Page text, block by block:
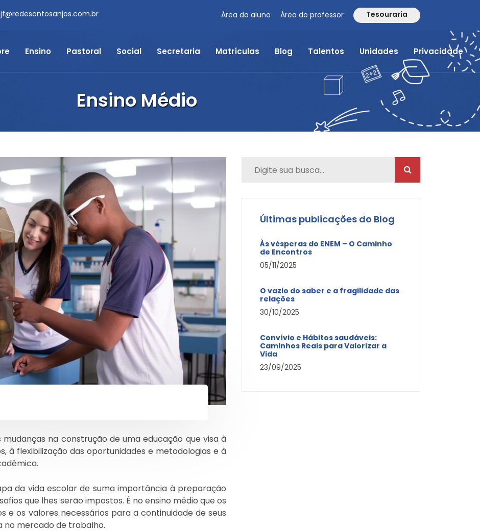
Área do aluno Área do professor Tesouraria
Ensino Pastoral Social Secretaria Matrículas Blog Talentos Unidades Privacidade
Ensino Médio
na construção de uma educação que visa à
à flexibilização das oportunidades e metodologias e à
da vida escolar de suma importância à preparação
que lhes serão impostos. É no ensino médio que os
e os valores necessários para a continuidade de seus
no mercado de trabalho.
Últimas publicações do Blog
Às vésperas do ENEM – O Caminho
de Encontros
05/11/2025
O vazio do saber e a fragilidade das
relações
30/10/2025
Convívio e Hábitos saudáveis:
Caminhos Reais para Valorizar a
Vida
23/09/2025